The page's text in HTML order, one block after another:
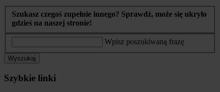
Szukasz czegoś zupełnie innego? Sprawdź, może się ukryło
gdzieś na naszej stronie!
Wpisz poszukiwaną frazę
Wyszukaj
Szybkie linki